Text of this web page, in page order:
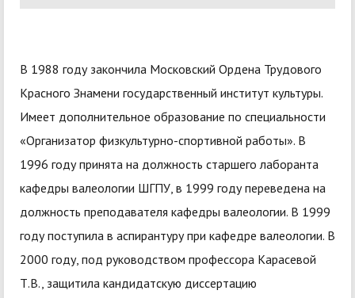
В 1988 году закончила Московский Ордена Трудового
Красного Знамени государственный институт культуры.
Имеет дополнительное образование по специальности
«Организатор физкультурно-спортивной работы». В
1996 году принята на должность старшего лаборанта
кафедры валеологии ШГПУ, в 1999 году переведена на
должность преподавателя кафедры валеологии. В 1999
году поступила в аспирантуру при кафедре валеологии. В
2000 году, под руководством профессора Карасевой
Т.В., защитила кандидатскую диссертацию